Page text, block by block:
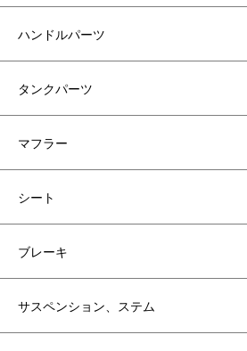
ハンドルパーツ
タンクパーツ
マフラー
シート
ブレーキ
サスペンション、ステム